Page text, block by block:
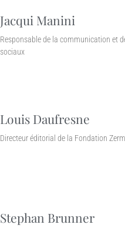
Jacqui Manini
Responsable de la communication et
sociaux
Louis Daufresne
Directeur éditorial de la Fondation
Stephan Brunner